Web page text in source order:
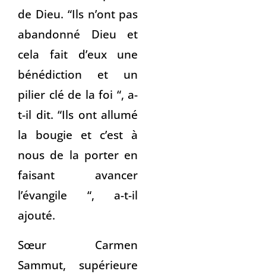
de Dieu. “Ils n’ont pas
abandonné Dieu et
cela fait d’eux une
bénédiction et un
pilier clé de la foi “, a-
t-il dit. “Ils ont allumé
la bougie et c’est à
nous de la porter en
faisant avancer
l’évangile “, a-t-il
ajouté.
Sœur Carmen
Sammut, supérieure